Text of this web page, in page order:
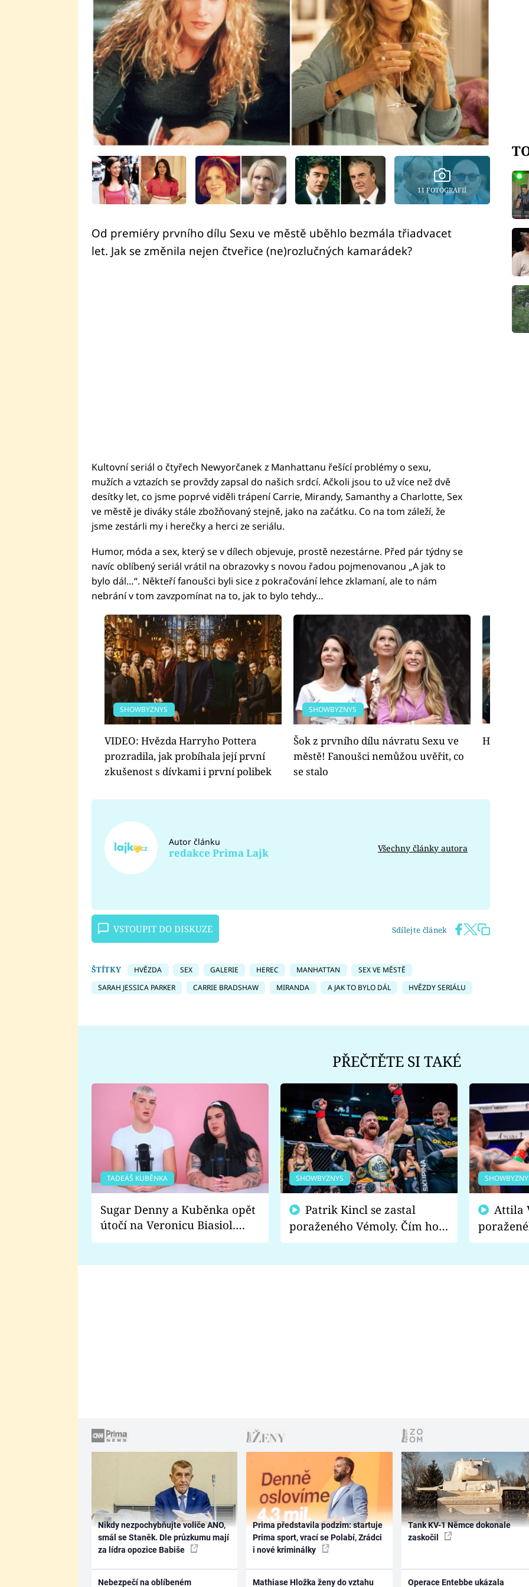
11 FOTOGRAFIÍ
Od premiéry prvního dílu Sexu ve městě uběhlo bezmála třiadvacet
let. Jak se změnila nejen čtveřice (ne)rozlučných kamarádek?
Kultovní seriál o čtyřech Newyorčanek z Manhattanu řešící problémy o sexu,
mužích a vztazích se provždy zapsal do našich srdcí. Ačkoli jsou to už více než dvě
desítky let, co jsme poprvé viděli trápení Carrie, Mirandy, Samanthy a Charlotte, Sex
ve městě je diváky stále zbožňovaný stejně, jako na začátku. Co na tom záleží, že
jsme zestárli my i herečky a herci ze seriálu.
Humor, móda a sex, který se v dílech objevuje, prostě nezestárne. Před pár týdny se
navíc oblíbený seriál vrátil na obrazovky s novou řadou pojmenovanou „A jak to
bylo dál…“. Někteří fanoušci byli sice z pokračování lehce zklamaní, ale to nám
nebrání v tom zavzpomínat na to, jak to bylo tehdy…
SHOWBYZNYS
VIDEO: Hvězda Harryho Pottera
prozradila, jak probíhala její první
zkušenost s dívkami i první polibek
SHOWBYZNYS
Šok z prvního dílu návratu Sexu ve
městě! Fanoušci nemůžou uvěřit, co
se stalo
Hvězdy
Autor článku
redakce Prima Lajk Všechny články autora
VSTOUPIT DO DISKUZE Sdílejte článek
ŠTÍTKY HVĚZDA SEX GALERIE HEREC MANHATTAN
SEX VE MĚSTĚ
SARAH JESSICA PARKER
CARRIE BRADSHAW MIRANDA A JAK TO BYLO DÁL HVĚZDY SERIÁLU
PŘEČTĚTE SI TAKÉ
TADEÁŠ KUBĚNKA
Sugar Denny a Kuběnka opět
útočí na Veronicu Biasiol.
Proč je podle nich falešná a
SHOWBYZNYS
poraženého Vémoly. Čím ho
fanoušci naštvali?
chce
Nikdy nezpochybňujte voliče ANO,
smál se Staněk. Dle průzkumu mají
za lídra opozice Babiše
Nebezpečí na oblíbeném
Prima představila podzim: startuje
Prima sport, vrací se Polabí, Zrádci
i nové kriminálky
Mathiase Hložka ženy do vztahu
Tank KV-1 Němce dokonale
zaskočil
Operace Entebbe ukázala